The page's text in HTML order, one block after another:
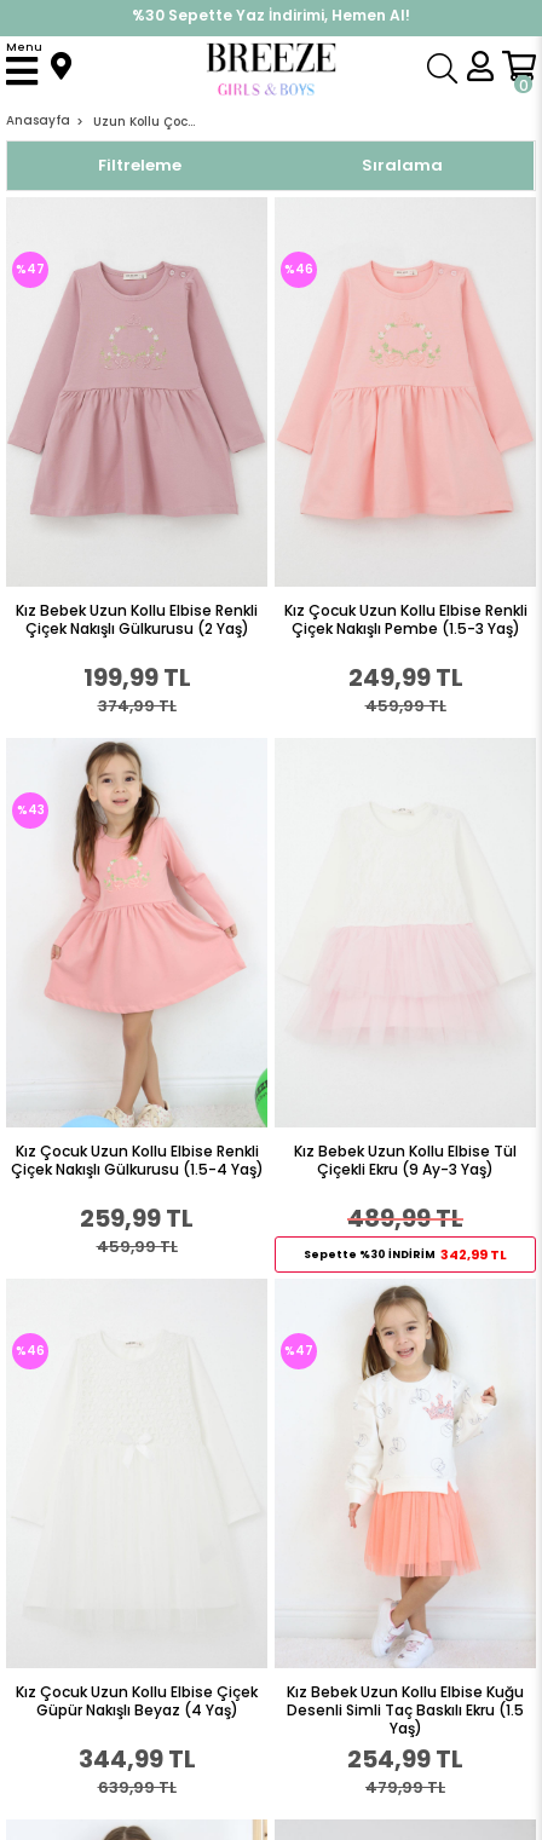
İndirimlere ek %10 İndirimi Kap, Hemen Üye Ol!
0
Menu
Anasayfa Uzun Kollu Çocuk Elbiseleri
Filtreleme Sıralama
Kız Bebek Uzun Kollu Elbise Renkli
Çiçek Nakışlı Gülkurusu (2 Yaş)
199,99 TL
374,99 TL
%47
Kız Çocuk Uzun Kollu Elbise Renkli
Çiçek Nakışlı Pembe (1.5-3 Yaş)
249,99 TL
459,99 TL
%46
Kız Çocuk Uzun Kollu Elbise Renkli
Çiçek Nakışlı Gülkurusu (1.5-4 Yaş)
259,99 TL
459,99 TL
%43
Kız Bebek Uzun Kollu Elbise Tül
Çiçekli Ekru (9 Ay-3 Yaş)
489,99 TL
Sepette %30 İNDİRİM 342,99 TL
Kız Çocuk Uzun Kollu Elbise Çiçek
Güpür Nakışlı Beyaz (4 Yaş)
344,99 TL
639,99 TL
%46
Kız Bebek Uzun Kollu Elbise Kuğu
Desenli Simli Taç Baskılı Ekru (1.5
Yaş)
254,99 TL
479,99 TL
%47